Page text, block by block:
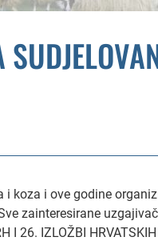
koza i ove godine
zainteresirane
I 26. IZLOŽBI